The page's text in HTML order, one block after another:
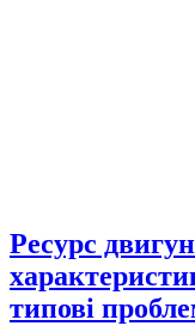
Ресурс
типові